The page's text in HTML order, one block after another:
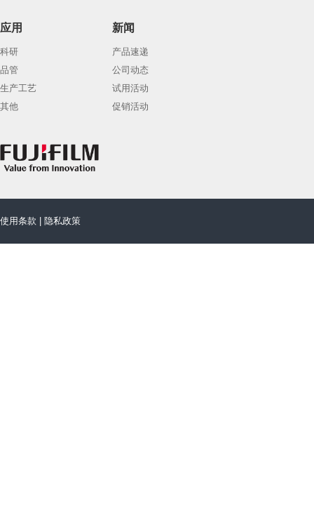
应用
科研
品管
生产工艺
其他
新闻
产品速递
公司动态
试用活动
促销活动
使用条款 隐私政策